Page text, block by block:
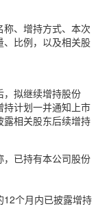
、增持方式、本次
比例，以及相关股
拟继续增持股份
持计划一并通知上市
露相关股东后续增持
，已持有本公司股份
12个月内已披露增持